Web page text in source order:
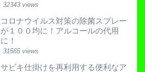
32343 views
コロナウイルス対策の除菌スプレー
が１００均に！アルコールの代用
に！
31565 views
サビキ仕掛けを再利用する便利なア